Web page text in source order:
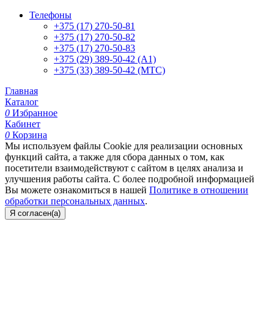
Телефоны
+375 (17) 270-50-81
+375 (17) 270-50-82
+375 (17) 270-50-83
+375 (29) 389-50-42 (А1)
+375 (33) 389-50-42 (МТС)
Главная
Каталог
0 Избранное
Кабинет
0 Корзина
Мы используем файлы Cookie для реализации основных
функций сайта, а также для сбора данных о том, как
посетители взаимодействуют с сайтом в целях анализа и
улучшения работы сайта. С более подробной информацией
Вы можете ознакомиться в нашей Политике в отношении
обработки персональных данных.
Я согласен(а)